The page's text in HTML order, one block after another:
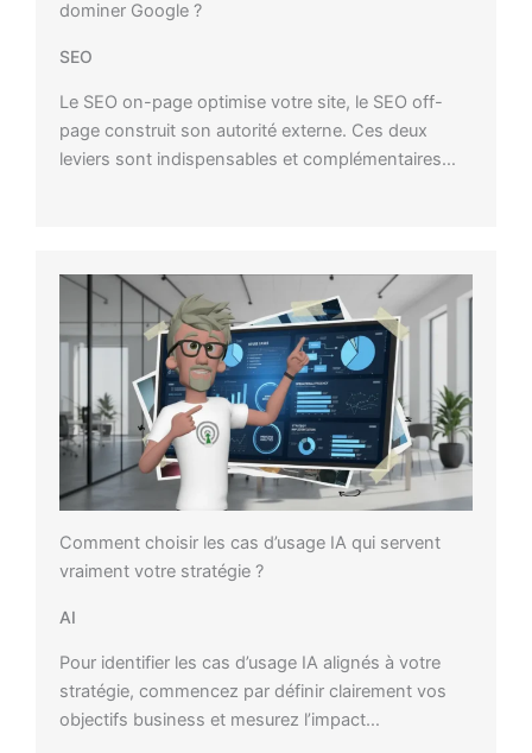
dominer Google ?
SEO
Le SEO on-page optimise votre site, le SEO off-
page construit son autorité externe. Ces deux
leviers sont indispensables et complémentaires…
Comment choisir les cas d’usage IA qui servent
vraiment votre stratégie ?
AI
Pour identifier les cas d’usage IA alignés à votre
stratégie, commencez par définir clairement vos
objectifs business et mesurez l’impact…